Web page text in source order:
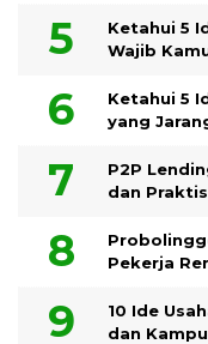
Ketahui 5
Wajib
Ketahui 5
yang
P2P
dan
Pekerja
10 Ide
dan